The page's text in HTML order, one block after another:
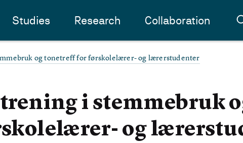
Studies Research Collaboration
og tonetreff for førskolelærer- og lærerstudenter
trening i stemmebruk
og